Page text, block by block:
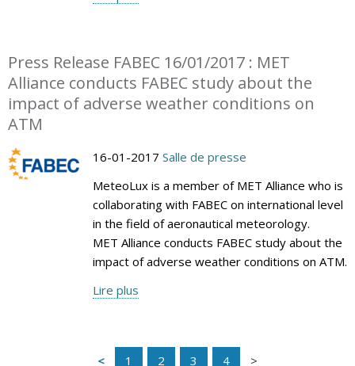
Press Release FABEC 16/01/2017 : MET
Alliance conducts FABEC study about the
impact of adverse weather conditions on
ATM
16-01-2017 Salle de presse
MeteoLux is a member of MET Alliance who is
collaborating with FABEC on international level
in the field of aeronautical meteorology.
MET Alliance conducts FABEC study about the
impact of adverse weather conditions on ATM.
Lire plus
1 2 3 4